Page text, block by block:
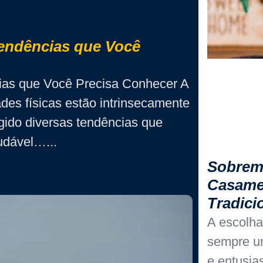
que Você
que Você Precisa Conhecer A
físicas estão intrinsecamente
diversas tendências que
A
sempre